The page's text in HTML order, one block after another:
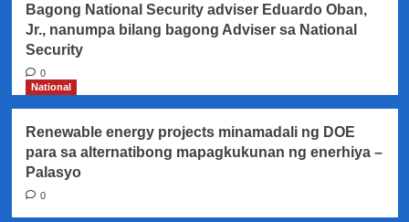
Bagong National Security adviser Eduardo Oban,
Jr., nanumpa bilang bagong Adviser sa National
Security
0
National
Renewable energy projects minamadali ng DOE
para sa alternatibong mapagkukunan ng enerhiya –
Palasyo
0